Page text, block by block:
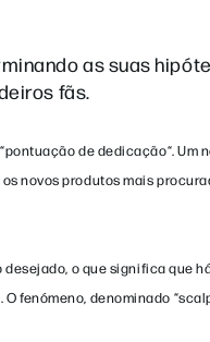
as suas
fãs.
de dedicação“. Um
novos produtos mais
o que significa que
fenómeno, denominado